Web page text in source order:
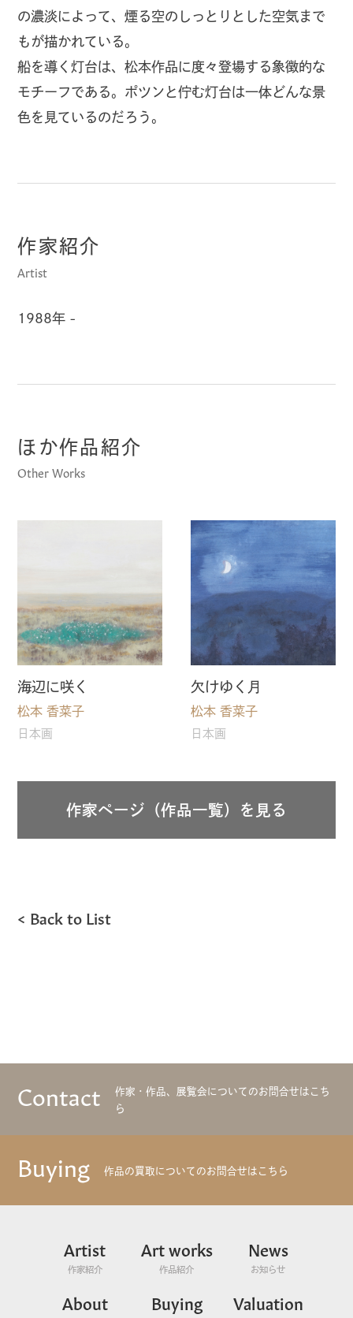
の濃淡によって、煙る空のしっとりとした空気まで
もが描かれている。
船を導く灯台は、松本作品に度々登場する象徴的な
モチーフである。ポツンと佇む灯台は一体どんな景
色を見ているのだろう。
作家紹介
Artist
1988年 -
ほか作品紹介
Other Works
海辺に咲く
松本 香菜子
日本画
欠けゆく月
松本 香菜子
日本画
作家ページ（作品一覧）を見る
Back to List
Contact
作家・作品、展覧会についてのお問合せはこち
ら
Buying 作品の買取についてのお問合せはこちら
Artist
作家紹介
Art works
作品紹介
News
お知らせ
About Buying Valuation